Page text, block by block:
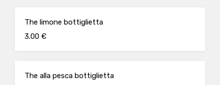
The limone bottiglietta
3.00 €
The alla pesca bottiglietta